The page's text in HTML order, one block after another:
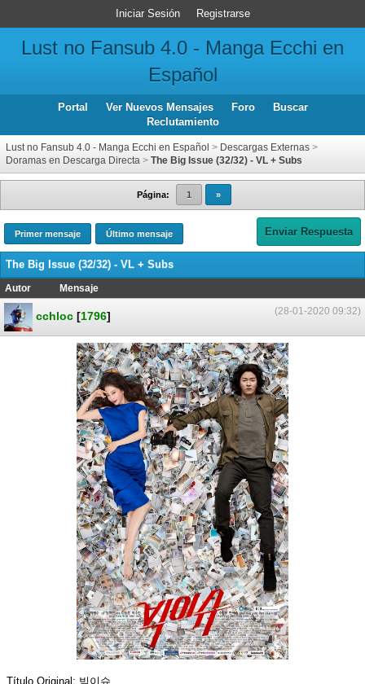
Iniciar Sesión Registrarse
Lust no Fansub 4.0 - Manga Ecchi en
Español
Portal Ver Nuevos Mensajes Foro
Buscar
Reclutamiento
Lust no Fansub 4.0 - Manga Ecchi en Español > Descargas Externas >
Doramas en Descarga Directa > The Big Issue (32/32) - VL + Subs
Página: 1 »
Primer mensaje Último mensaje Enviar Respuesta
The Big Issue (32/32) - VL + Subs
Autor
Mensaje
(28-01-2020 09:32)
cchloc [1796]
Título Original: 빅이슈